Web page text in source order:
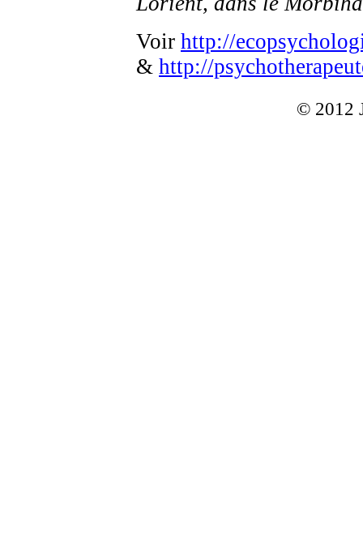
Voir http://
& http://
© 2012